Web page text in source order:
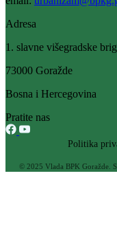
U Ministarstvu za
Sarajevo
Vijesti (223)
Obavještenja (51)
Konkursi (39)
Javne nabavke (21)